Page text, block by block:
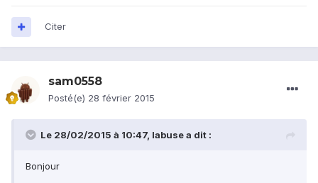
Citer
sam0558
Posté(e) 28 février 2015
Le 28/02/2015 à 10:47, labuse a dit :
Bonjour